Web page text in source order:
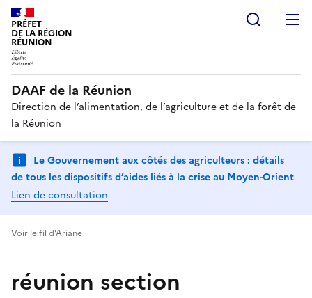
PRÉFET
DE LA RÉGION
RÉUNION
DAAF de la Réunion
Direction de l’alimentation, de l’agriculture et de la forêt de
la Réunion
Le Gouvernement aux côtés des agriculteurs : détails
de tous les dispositifs d’aides liés à la crise au Moyen-Orient
Lien de consultation
Voir le fil d'Ariane
réunion section